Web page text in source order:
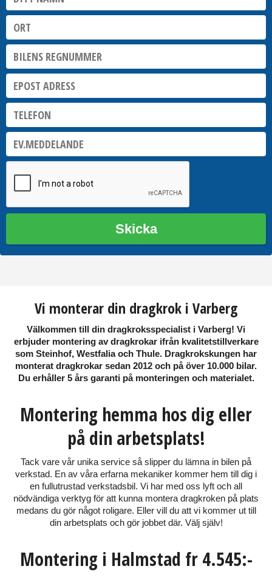
Skicka
Vi monterar din dragkrok i Varberg
Välkommen till din dragkroksspecialist i Varberg! Vi
erbjuder montering av dragkrokar ifrån kvalitetstillverkare
som Steinhof, Westfalia och Thule. Dragkrokskungen har
monterat dragkrokar sedan 2012 och på över 10.000 bilar.
Du erhåller 5 års garanti på monteringen och materialet.
Montering hemma hos dig eller
på din arbetsplats!
Tack vare vår unika service så slipper du lämna in bilen på
verkstad. En av våra erfarna mekaniker kommer hem till dig i
en fullutrustad verkstadsbil. Vi har med oss lyft och all
nödvändiga verktyg för att kunna montera dragkroken på plats
medans du gör något roligare. Eller vill du att vi kommer ut till
din arbetsplats och gör jobbet där. Välj själv!
Montering i Halmstad fr 4.545:-